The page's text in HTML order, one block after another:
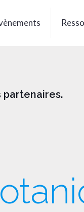
partenaires.